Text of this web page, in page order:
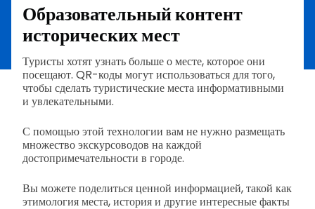
Образовательный контент
исторических мест
Туристы хотят узнать больше о месте, которое они
посещают. QR-коды могут использоваться для того,
чтобы сделать туристические места информативными
и увлекательными.
С помощью этой технологии вам не нужно размещать
множество экскурсоводов на каждой
достопримечательности в городе.
Вы можете поделиться ценной информацией, такой как
этимология места, история и другие интересные факты